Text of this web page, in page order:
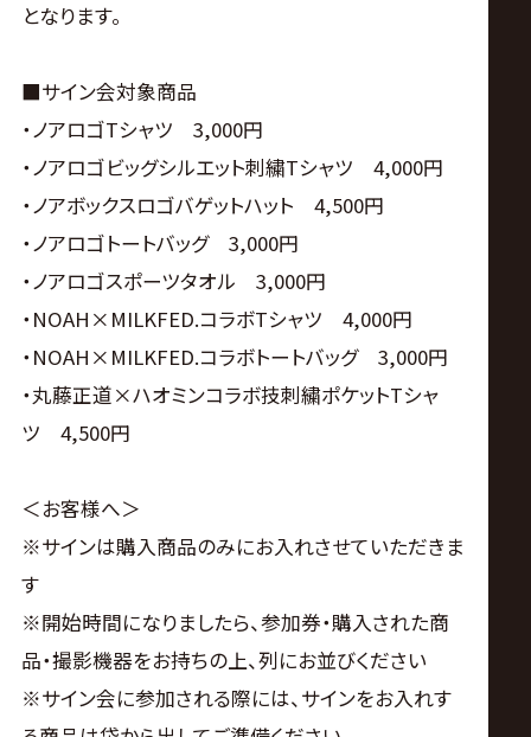
となります。
■サイン会対象商品
・ノアロゴTシャツ 3,000円
・ノアロゴビッグシルエット刺繍Tシャツ 4,000円
・ノアボックスロゴバゲットハット 4,500円
・ノアロゴトートバッグ 3,000円
・ノアロゴスポーツタオル 3,000円
・NOAH×MILKFED.コラボTシャツ 4,000円
・NOAH×MILKFED.コラボトートバッグ 3,000円
・丸藤正道×ハオミンコラボ技刺繍ポケットTシャ
ツ 4,500円
＜お客様へ＞
※サインは購入商品のみにお入れさせていただきま
す
※開始時間になりましたら、参加券・購入された商
品・撮影機器をお持ちの上、列にお並びください
※サイン会に参加される際には、サインをお入れす